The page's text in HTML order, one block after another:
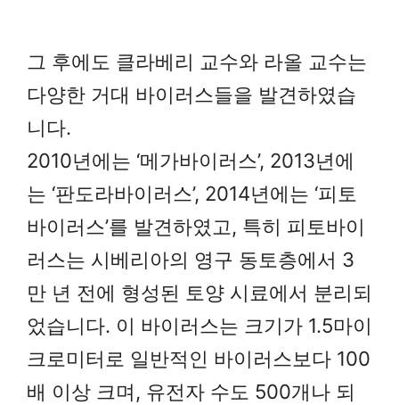
그 후에도 클라베리 교수와 라올 교수는
다양한 거대 바이러스들을 발견하였습
니다.
2010년에는 ‘메가바이러스’, 2013년에
는 ‘판도라바이러스’, 2014년에는 ‘피토
바이러스’를 발견하였고, 특히 피토바이
러스는 시베리아의 영구 동토층에서 3
만 년 전에 형성된 토양 시료에서 분리되
었습니다. 이 바이러스는 크기가 1.5마이
크로미터로 일반적인 바이러스보다 100
배 이상 크며, 유전자 수도 500개나 되